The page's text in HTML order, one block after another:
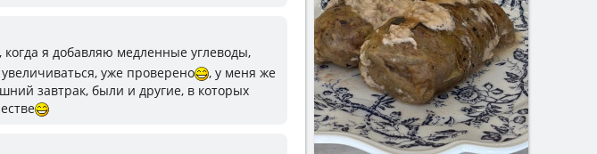
когда я добавляю медленные углеводы,
уже проверено
, у меня же
завтрак, были и другие, в которых